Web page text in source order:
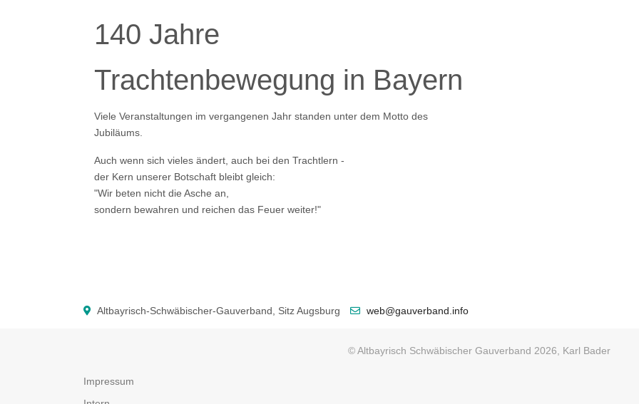
140 Jahre
Trachtenbewegung in Bayern
Viele Veranstaltungen im vergangenen Jahr standen unter dem Motto des
Jubiläums.
Auch wenn sich vieles ändert, auch bei den Trachtlern -
der Kern unserer Botschaft bleibt gleich:
"Wir beten nicht die Asche an,
sondern bewahren und reichen das Feuer weiter!"
Altbayrisch-Schwäbischer-Gauverband, Sitz Augsburg web@gauverband.info
© Altbayrisch Schwäbischer Gauverband 2026, Karl Bader
Impressum